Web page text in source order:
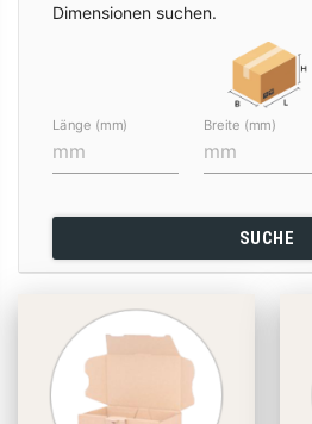
Dimensionen suchen.
Länge (mm) Breite (mm)
SUCHE